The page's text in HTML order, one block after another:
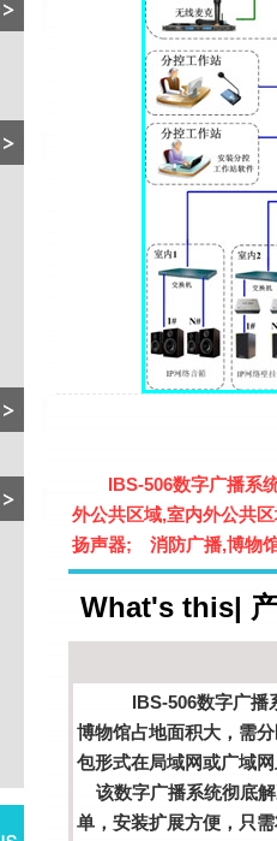
IBS-506数字广播系
外公共区域,室内外公共
扬声器; 消防广播,博物
What's this|
IBS-506数字广播
博物馆占地面积大，需
包形式在局域网或广域
该数字广播系统彻底解
单，安装扩展方便，只